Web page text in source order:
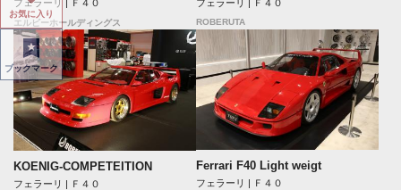
フェラーリ | Ｆ４０
エルビーホールディングス
フェラーリ | Ｆ４０
ROBERUTA
KOENIG-COMPETEITION
フェラーリ | Ｆ４０
Ferrari F40 Light weigt
フェラーリ | Ｆ４０
お気に入り
ブックマーク